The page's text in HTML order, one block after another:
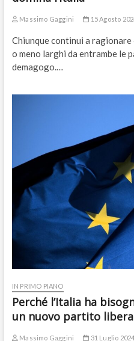
Massimo Gaggini 15 Agosto
Chiunque continui a
o meno larghi da entrambe le
demagogo.…
IN PRIMO PIANO
Perché l’Italia ha
un nuovo partito
Massimo Gaggini 31 Luglio 2024